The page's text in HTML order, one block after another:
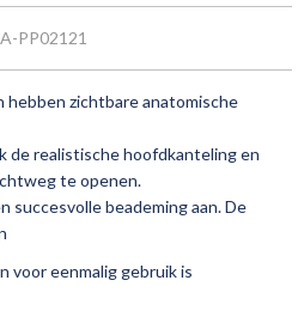
PP02121
hebben zichtbare anatomische
de realistische hoofdkanteling en
te openen.
beademing aan. De
voor eenmalig gebruik is